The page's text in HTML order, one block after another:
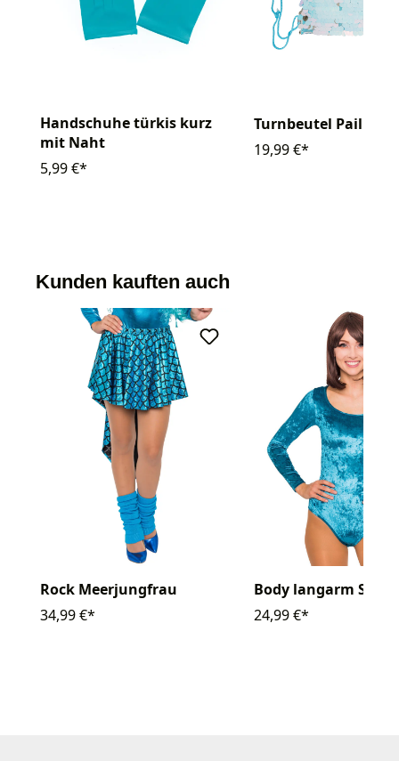
Handschuhe türkis kurz
mit Naht
5,99 €*
Turnbeutel
19,99 €*
Kunden kauften auch
Rock Meerjungfrau
34,99 €*
Body langarm Samt
24,99 €*